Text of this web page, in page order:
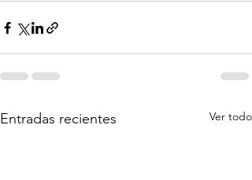
Entradas recientes Ver todo